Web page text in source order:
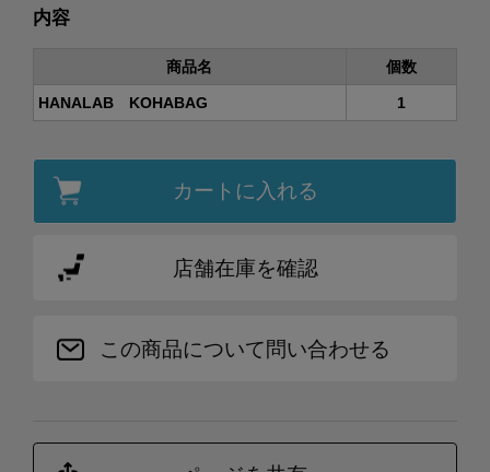
カートに入れる
店舗在庫を確認
内容
商品名 個数
HANALAB KOHABAG 1
この商品について問い合わせる